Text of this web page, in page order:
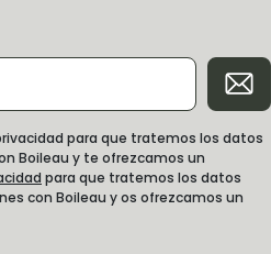
para que tratemos los datos
Boileau y te ofrezcamos un
para que tratemos los datos
con Boileau y os ofrezcamos un